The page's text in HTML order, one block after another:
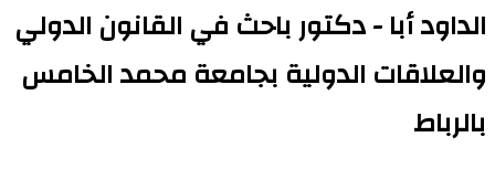
الداود أبا - دكتور باحث في القانون الدولي
والعلاقات الدولية بجامعة محمد الخامس
بالرباط